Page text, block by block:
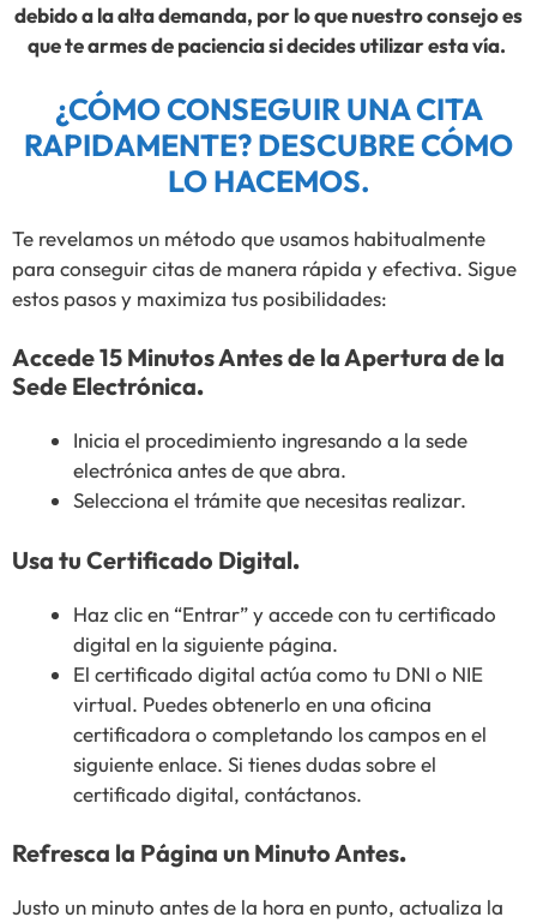
debido a la alta demanda, por lo que nuestro consejo es
que te armes de paciencia si decides utilizar esta vía.
¿CÓMO CONSEGUIR UNA CITA
RAPIDAMENTE? DESCUBRE CÓMO
LO HACEMOS.
Te revelamos un método que usamos habitualmente
para conseguir citas de manera rápida y efectiva. Sigue
estos pasos y maximiza tus posibilidades:
Accede 15 Minutos Antes de la Apertura de la
Sede Electrónica.
Inicia el procedimiento ingresando a la sede
electrónica antes de que abra.
Selecciona el trámite que necesitas realizar.
Usa tu Certificado Digital.
Haz clic en “Entrar” y accede con tu certificado
digital en la siguiente página.
El certificado digital actúa como tu DNI o NIE
virtual. Puedes obtenerlo en una oficina
certificadora o completando los campos en el
siguiente enlace. Si tienes dudas sobre el
certificado digital, contáctanos.
Refresca la Página un Minuto Antes.
Justo un minuto antes de la hora en punto, actualiza la